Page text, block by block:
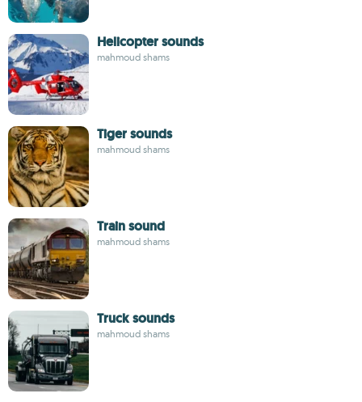
Helicopter sounds
mahmoud shams
Tiger sounds
mahmoud shams
Train sound
mahmoud shams
Truck sounds
mahmoud shams